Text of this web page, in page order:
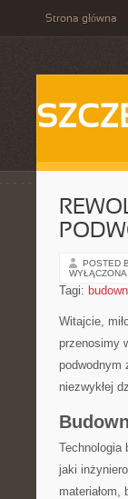
Strona główna
POSTED
WYŁĄCZONA
Tagi:
Witajcie,
przenosimy
podwodnym
niezwykłej
Technologia
⁤jaki